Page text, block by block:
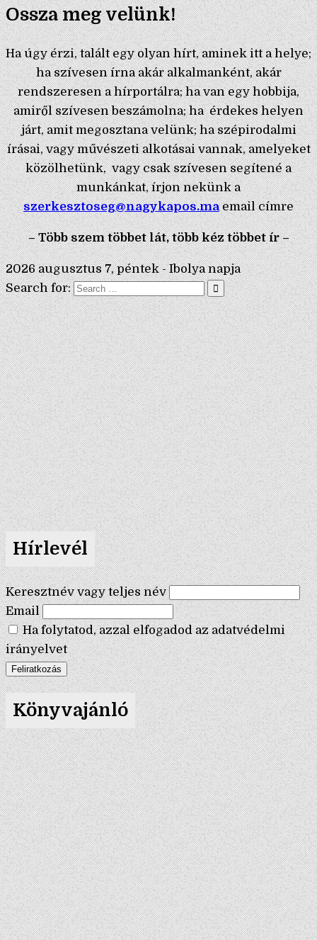
Ossza meg velünk!
Ha úgy érzi, talált egy olyan hírt, aminek itt a helye;
ha szívesen írna akár alkalmanként, akár
rendszeresen a hírportálra; ha van egy hobbija,
amiről szívesen beszámolna; ha érdekes helyen
járt, amit megosztana velünk; ha szépirodalmi
írásai, vagy művészeti alkotásai vannak, amelyeket
közölhetünk, vagy csak szívesen segítené a
munkánkat, írjon nekünk a
szerkesztoseg@nagykapos.ma email címre
– Több szem többet lát, több kéz többet ír –
2026 augusztus 7, péntek - Ibolya napja
Search for:
Hírlevél
Keresztnév vagy teljes név
Email
Ha folytatod, azzal elfogadod az adatvédelmi
irányelvet
Könyvajánló